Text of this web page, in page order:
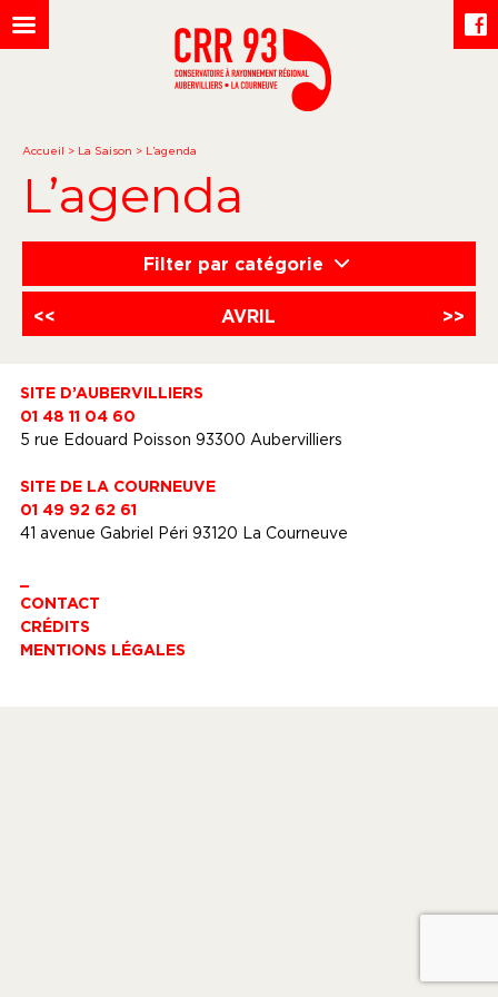
Accueil > La Saison > L’agenda
L’agenda
Filter par catégorie
<< AVRIL >>
SITE D’AUBERVILLIERS
01 48 11 04 60
5 rue Edouard Poisson 93300 Aubervilliers
SITE DE LA COURNEUVE
01 49 92 62 61
41 avenue Gabriel Péri 93120 La Courneuve
CONTACT
CRÉDITS
MENTIONS LÉGALES